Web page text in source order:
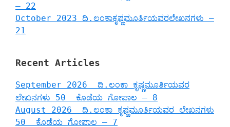
– 22
October 2023 ದಿ.ಲಂಕಾಕೃಷ್ಣಮೂರ್ತಿಯವರಲೇಖನಗಳು –
21
Recent Articles
September 2026 ದಿ.ಲಂಕಾ ಕೃಷ್ಣಮೂರ್ತಿಯವರ
ಲೇಖನಗಳು 50 ಕೊಡೆಯ ಗೋಪಾಲ – 8
August 2026 ದಿ.ಲಂಕಾ ಕೃಷ್ಣಮೂರ್ತಿಯವರ ಲೇಖನಗಳು
50 ಕೊಡೆಯ ಗೋಪಾಲ – 7